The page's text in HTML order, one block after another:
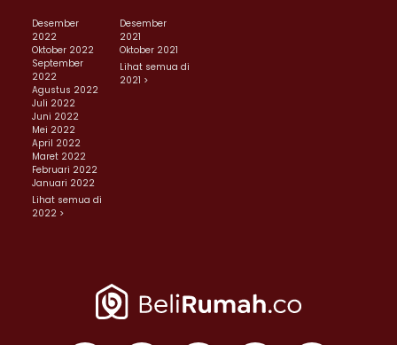
Desember
2022
Oktober 2022
September
2022
Agustus 2022
Juli 2022
Juni 2022
Mei 2022
April 2022
Maret 2022
Februari 2022
Januari 2022
Lihat semua di
2022 >
Desember
2021
Oktober 2021
Lihat semua di
2021 >